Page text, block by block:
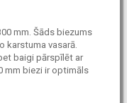
mm. Šāds biezums
karstuma vasarā.
baigi pārspīlēt ar
mm biezi ir optimāls